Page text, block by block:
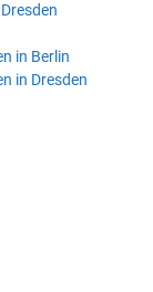
in Berlin
in Dresden